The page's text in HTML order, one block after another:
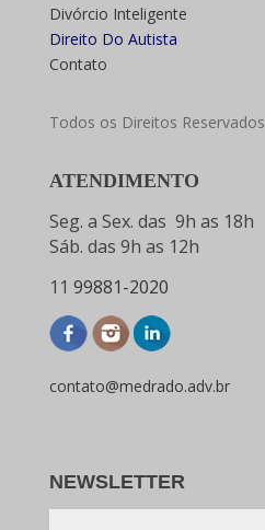
Divórcio Inteligente
Direito Do Autista
Contato
Todos os Direitos Reservados
ATENDIMENTO
Seg. a Sex. das 9h as 18h
Sáb. das 9h as 12h
11 99881-2020
contato@medrado.adv.br
NEWSLETTER